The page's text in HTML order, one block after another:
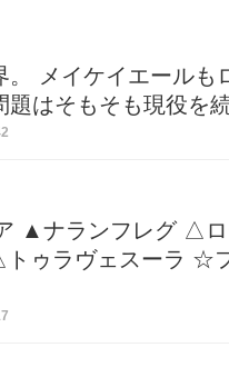
メイケイエールも
はそもそも現役を
▲ナランフレグ △
ゥラヴェスーラ ☆